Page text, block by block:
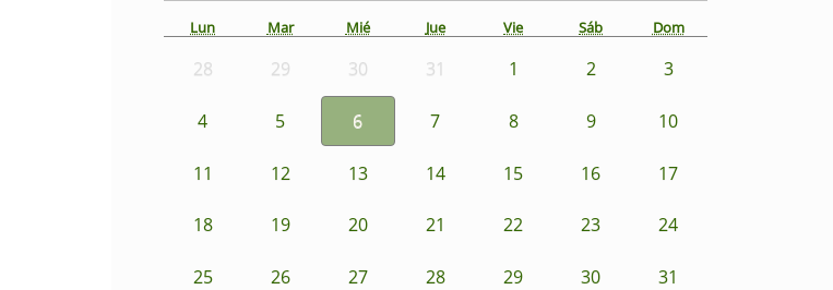
Lun Mar Mié Jue Vie Sáb Dom
28 29 30 31 1 2 3
4 5 6 7 8 9 10
11 12 13 14 15 16 17
18 19 20 21 22 23 24
25 26 27 28 29 30 31